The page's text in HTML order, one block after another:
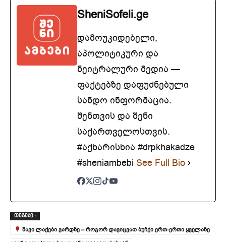
SheniSofeli.ge
დამოუკიდებელი,
აპოლიტიკური და
ნეიტრალური მედია —
ფაქტებზე დაფუძნებული
სანდო ინფორმაცია.
შენთვის და შენი
საქართველოსთვის.
#აქხარისხია #drpkhakadze
#sheniambebi See Full Bio
ᲗᲔᲒᲔᲑᲘ :
შავი ლაქები ვარდზე – როგორ დავიცვათ ბუჩქი ერთ-ერთი ყველაზე